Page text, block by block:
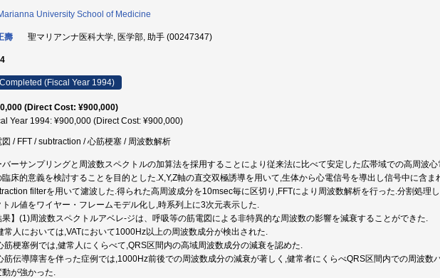
University School of Medicine
壽 聖マリアンナ医科大学, 医学部, 助手 (00247347)
Completed (Fiscal Year 1994)
(Direct Cost: ¥900,000)
Year 1994: ¥900,000 (Direct Cost: ¥900,000)
図 / FFT / subtraction / 心筋梗塞 / 周波数解析
バーサンプリングと周波数スペクトルの加算法を採用することにより従来法に比べて安定した広帯域での高周波
臨床的意義を検討することを目的とした.X,Y,Z軸の直交双極誘導を用いて,生体から心電信号を導出し信号中に含ま
filterを用いて濾波した.得られた高周波成分を10msec毎に区切り,FFTにより周波数解析を行った.分割処理
トル値をワイヤー・フレームモデル化し,時系列上に3次元表示した.
果】(1)周波数スペクトルアベレ-ジは、呼吸等の筋電図による非特異的な周波数の影響を減衰することができた.
常人においては,VATにおいて1000Hz以上の周波数成分が検出された.
筋梗塞例では,健常人にくらべて,QRS区間内の高域周波数成分の減衰を認めた.
筋伝導障害を伴った症例では,1000Hz前後での周波数成分の減衰が著しく,健常者にくらべQRS区間内での周波数
動が強かった.